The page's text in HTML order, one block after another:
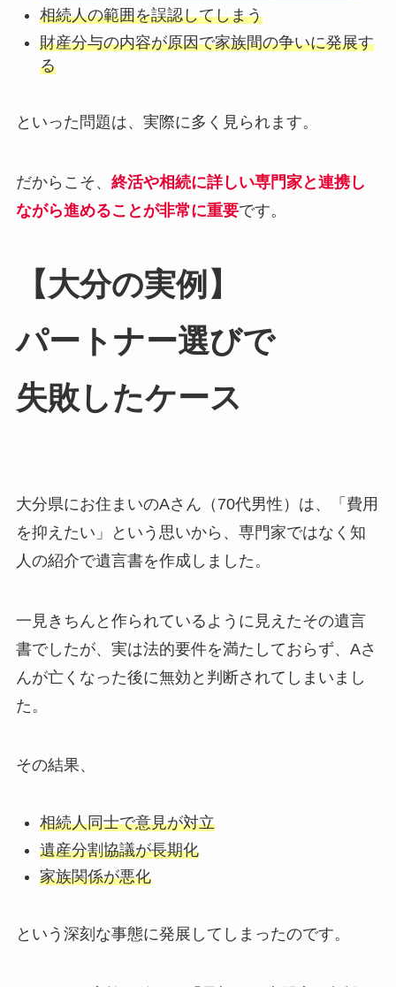
相続人の範囲を誤認してしまう
財産分与の内容が原因で家族間の争いに発展す
る
といった問題は、実際に多く見られます。
だからこそ、 終活や相続に詳しい専門家と連携し
ながら進めることが非常に重要です。
【大分の​実例】
パートナー選びで​
失敗した​ケース
大分県にお住まいのAさん（70代男性）は、「費用
を抑えたい」という思いから、専門家ではなく知
人の紹介で遺言書を作成しました。
一見きちんと作られているように見えたその遺言
書でしたが、実は法的要件を満たしておらず、Aさ
んが亡くなった後に無効と判断されてしまいまし
た。
その結果、
相続人同士で意見が対立
遺産分割協議が長期化
家族関係が悪化
という深刻な事態に発展してしまったのです。